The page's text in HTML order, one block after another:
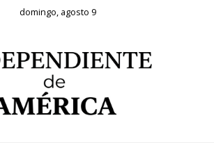
domingo, agosto 9